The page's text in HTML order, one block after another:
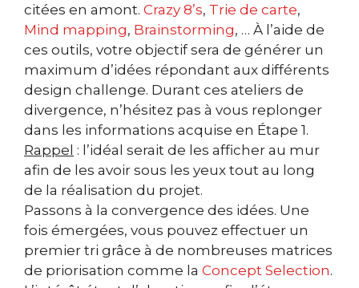
citées en amont. Crazy 8’s, Trie de carte,
Mind mapping, Brainstorming, … À l’aide de
ces outils, votre objectif sera de générer un
maximum d’idées répondant aux différents
design challenge. Durant ces ateliers de
divergence, n’hésitez pas à vous replonger
dans les informations acquise en Étape 1.
Rappel : l’idéal serait de les afficher au mur
afin de les avoir sous les yeux tout au long
de la réalisation du projet.
Passons à la convergence des idées. Une
fois émergées, vous pouvez effectuer un
premier tri grâce à de nombreuses matrices
de priorisation comme la Concept Selection.